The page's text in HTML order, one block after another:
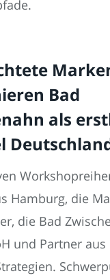
Bad
als
Hamburg, die
die Bad
und Partner aus